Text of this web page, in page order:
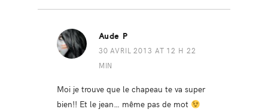
Aude P
30 AVRIL 2013 AT 12 H 22
MIN
Moi je trouve que le chapeau te va super
bien!! Et le jean… même pas de mot